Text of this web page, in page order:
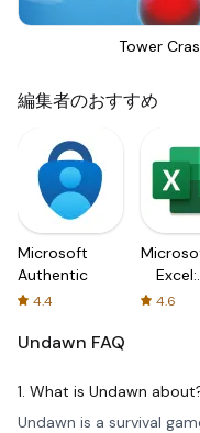
Tower
編集者のおすすめ
Microsoft
Authenticator
4.4
Excel:
4.6
Undawn FAQ
1. What is Undawn
Undawn is a survival